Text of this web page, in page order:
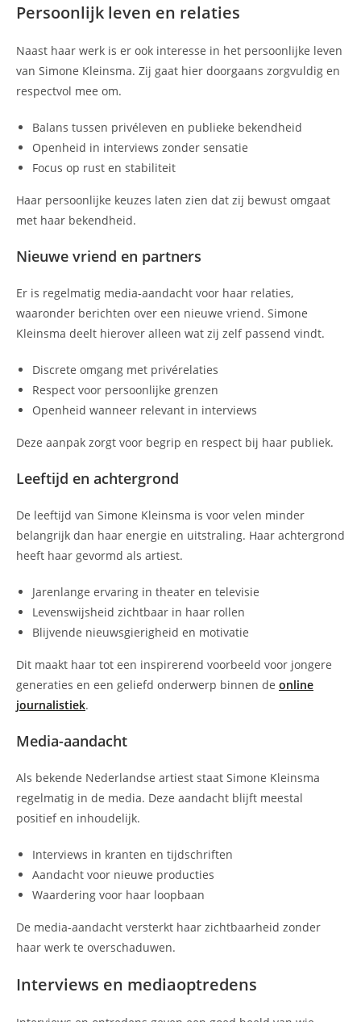
Persoonlijk leven en relaties
Naast haar werk is er ook interesse in het persoonlijke leven
van Simone Kleinsma. Zij gaat hier doorgaans zorgvuldig en
respectvol mee om.
Balans tussen privéleven en publieke bekendheid
Openheid in interviews zonder sensatie
Focus op rust en stabiliteit
Haar persoonlijke keuzes laten zien dat zij bewust omgaat
met haar bekendheid.
Nieuwe vriend en partners
Er is regelmatig media-aandacht voor haar relaties,
waaronder berichten over een nieuwe vriend. Simone
Kleinsma deelt hierover alleen wat zij zelf passend vindt.
Discrete omgang met privérelaties
Respect voor persoonlijke grenzen
Openheid wanneer relevant in interviews
Deze aanpak zorgt voor begrip en respect bij haar publiek.
Leeftijd en achtergrond
De leeftijd van Simone Kleinsma is voor velen minder
belangrijk dan haar energie en uitstraling. Haar achtergrond
heeft haar gevormd als artiest.
Jarenlange ervaring in theater en televisie
Levenswijsheid zichtbaar in haar rollen
Blijvende nieuwsgierigheid en motivatie
Dit maakt haar tot een inspirerend voorbeeld voor jongere
generaties en een geliefd onderwerp binnen de online
journalistiek.
Media-aandacht
Als bekende Nederlandse artiest staat Simone Kleinsma
regelmatig in de media. Deze aandacht blijft meestal
positief en inhoudelijk.
Interviews in kranten en tijdschriften
Aandacht voor nieuwe producties
Waardering voor haar loopbaan
De media-aandacht versterkt haar zichtbaarheid zonder
haar werk te overschaduwen.
Interviews en mediaoptredens